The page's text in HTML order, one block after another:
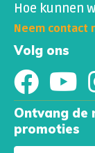
Hoe kunnen
Neem contact
Volg ons
Ontvang de
promoties